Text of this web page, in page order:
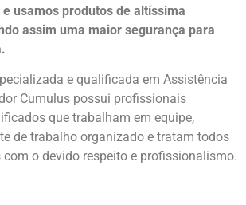
usamos produtos de altíssima
assim uma maior segurança para
.
e qualificada em Assistência
Cumulus possui profissionais
que trabalham em equipe,
de trabalho organizado e tratam todos
o devido respeito e profissionalismo.